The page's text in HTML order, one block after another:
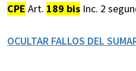
CPE Art. 189 bis Inc. 2
OCULTAR FALLOS DEL